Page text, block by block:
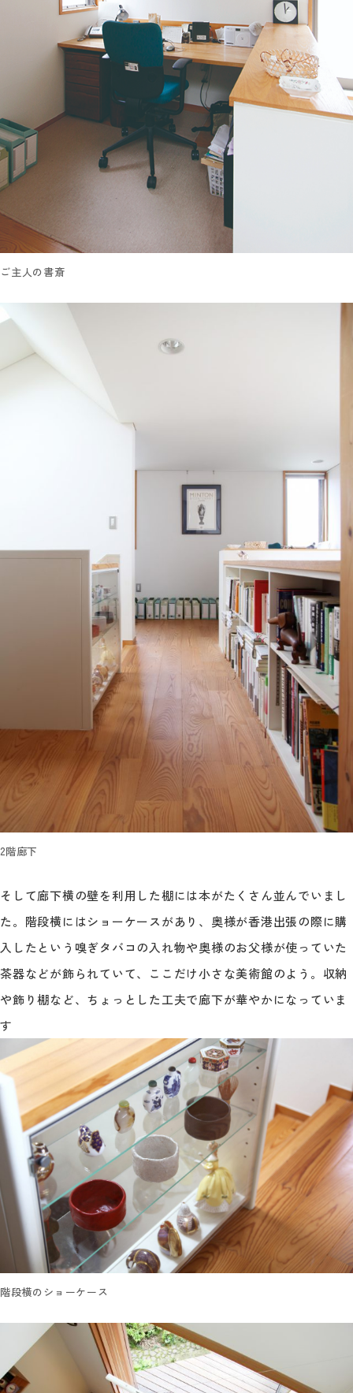
ご主人の書斎
2階廊下
そして廊下横の壁を利用した棚には本がたくさん並んでいまし
た。階段横にはショーケースがあり、奥様が香港出張の際に購
入したという嗅ぎタバコの入れ物や奥様のお父様が使っていた
茶器などが飾られていて、ここだけ小さな美術館のよう。収納
や飾り棚など、ちょっとした工夫で廊下が華やかになっていま
す
階段横のショーケース